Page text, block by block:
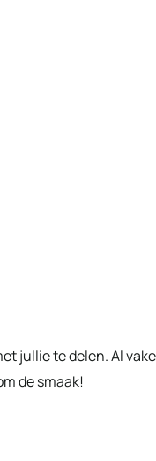
jullie te delen. Al
de smaak!